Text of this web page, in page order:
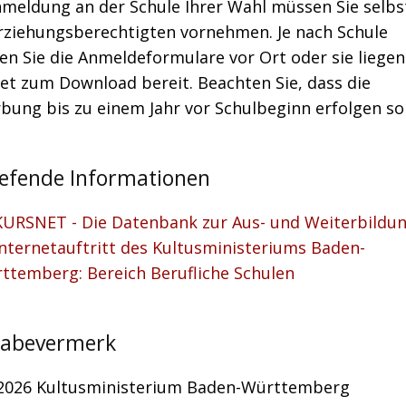
an der Schule Ihrer Wahl müssen Sie
vornehmen. Je nach Schule
Sie die Anmeldeformulare vor Ort oder sie
zum Download bereit. Beachten Sie, dass die
bis zu einem Jahr vor Schulbeginn erfolgen
Informationen
- Die Datenbank zur Aus- und
des Kultusministeriums Baden-
Bereich Berufliche Schulen
Kultusministerium Baden-Württemberg